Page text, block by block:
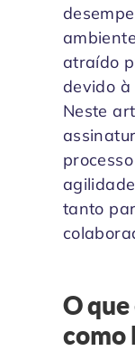
atraído
devido à
Neste
tanto
O
como